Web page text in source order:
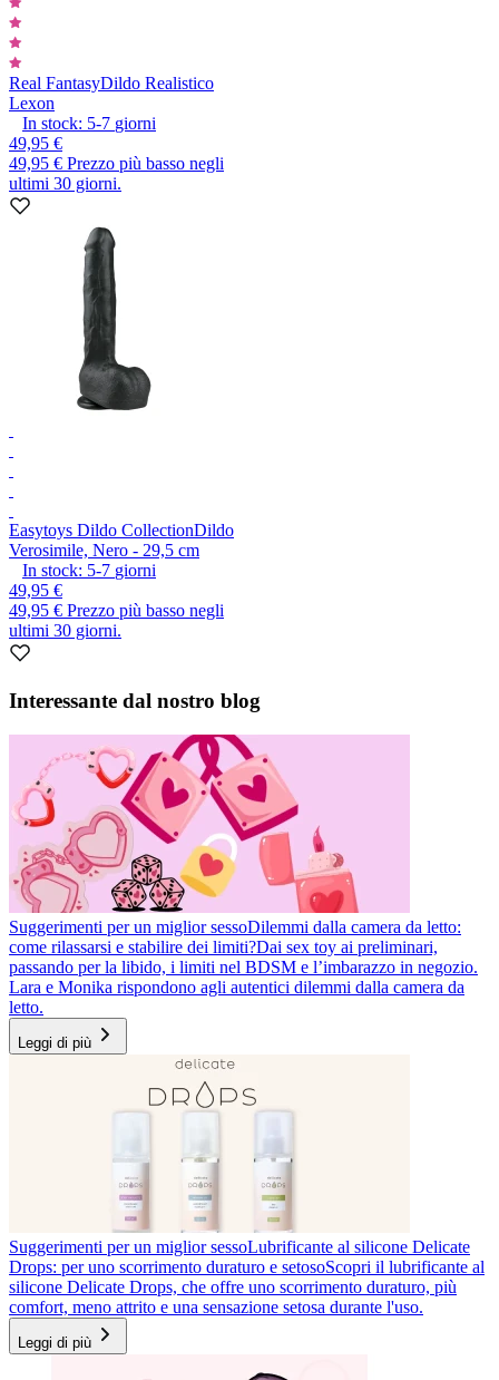
Real FantasyDildo Realistico
Lexon
In stock: 5-7 giorni
49,95 €
49,95 € Prezzo più basso negli
ultimi 30 giorni.
Easytoys Dildo CollectionDildo
Verosimile, Nero - 29,5 cm
In stock: 5-7 giorni
49,95 €
49,95 € Prezzo più basso negli
ultimi 30 giorni.
Interessante dal nostro blog
Suggerimenti per un miglior sessoDilemmi dalla camera da letto:
come rilassarsi e stabilire dei limiti?Dai sex toy ai preliminari,
passando per la libido, i limiti nel BDSM e l’imbarazzo in negozio.
Lara e Monika rispondono agli autentici dilemmi dalla camera da
letto.
Leggi di più
Suggerimenti per un miglior sessoLubrificante al silicone Delicate
Drops: per uno scorrimento duraturo e setosoScopri il lubrificante al
silicone Delicate Drops, che offre uno scorrimento duraturo, più
comfort, meno attrito e una sensazione setosa durante l'uso.
Leggi di più